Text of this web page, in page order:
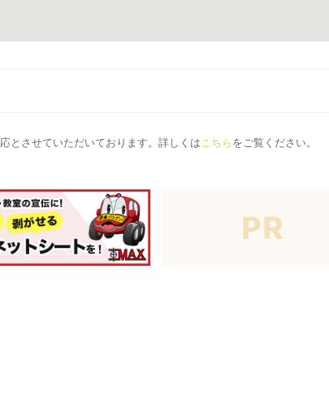
とさせていただいております。詳しくは こちら をご覧ください。